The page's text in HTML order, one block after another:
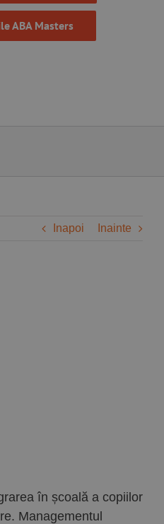
ABA Masters
Inapoi Inainte
în școală a copiilor
Managementul